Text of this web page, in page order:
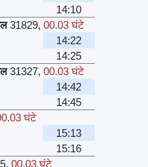
14:10
31829, 00.03 घंटे
14:22
14:25
31327, 00.03 घंटे
14:42
14:45
घंटे
15:13
15:16
, 00.03 घंटे